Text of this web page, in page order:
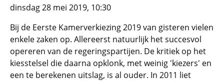
dinsdag 28 mei 2019, 10:30
Bij de Eerste Kamerverkiezing 2019 van gisteren vielen
enkele zaken op. Allereerst natuurlijk het succesvol
opereren van de regeringspartijen. De kritiek op het
kiesstelsel die daarna opklonk, met weinig 'kiezers' en
een te berekenen uitslag, is al ouder. In 2011 liet